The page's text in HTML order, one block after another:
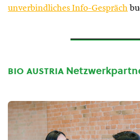
unverbindliches Info-Gespräch
bio austria